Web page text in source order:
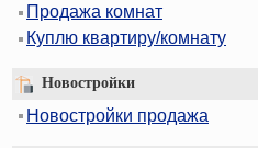
Продажа комнат
Куплю квартиру/комнату
Новостройки
Новостройки продажа